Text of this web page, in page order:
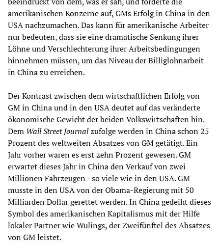
amerikanischen Konzerne auf, GMs Erfolg in China in den
USA nachzumachen. Das kann für amerikanische Arbeiter
nur bedeuten, dass sie eine dramatische Senkung ihrer
Löhne und Verschlechterung ihrer Arbeitsbedingungen
hinnehmen müssen, um das Niveau der Billiglohnarbeit
in China zu erreichen.
Der Kontrast zwischen dem wirtschaftlichen Erfolg von
GM in China und in den USA deutet auf das veränderte
ökonomische Gewicht der beiden Volkswirtschaften hin.
Dem Wall Street Journalzufolge werden in China schon 25
Prozent des weltweiten Absatzes von GM getätigt. Ein
Jahr vorher waren es erst zehn Prozent gewesen. GM
erwartet dieses Jahr in China den Verkauf von zwei
Millionen Fahrzeugen - so viele wie in den USA. GM
musste in den USA von der Obama-Regierung mit 50
Milliarden Dollar gerettet werden. In China gedeiht dieses
Symbol des amerikanischen Kapitalismus mit der Hilfe
lokaler Partner wie Wulings, der Zweifünftel des Absatzes
von GM leistet.